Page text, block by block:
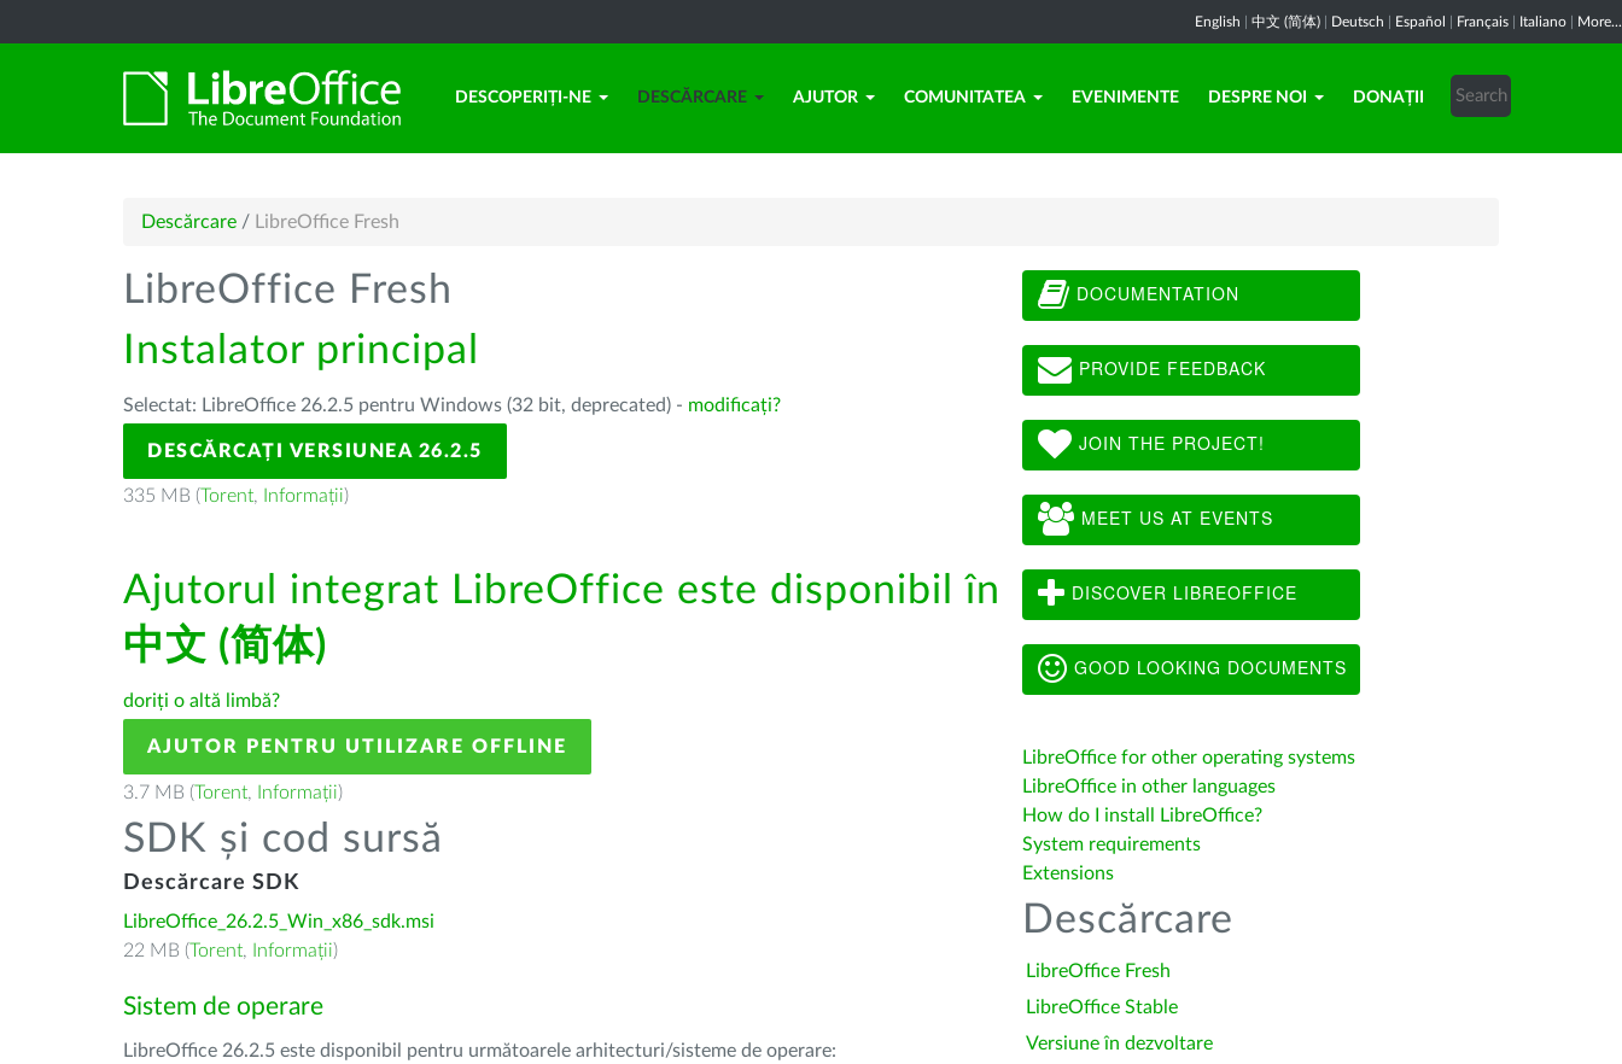
English 中文 (简体) Deutsch Español Français Italiano More...
DESCOPERIȚI-NE DESCĂRCARE AJUTOR COMUNITATEA EVENIMENTE DESPRE NOI DONAȚII
Descărcare / LibreOffice Fresh
LibreOffice Fresh
Instalator principal
Selectat: LibreOffice 26.2.5 pentru Windows (32 bit, deprecated) - modificați?
DESCĂRCAȚI VERSIUNEA 26.2.5
335 MB (Torent, Informații)
Ajutorul integrat LibreOffice este disponibil în
中文 (简体)
doriți o altă limbă?
AJUTOR PENTRU UTILIZARE OFFLINE
3.7 MB (Torent, Informații)
SDK și cod sursă
Descărcare SDK
LibreOffice_26.2.5_Win_x86_sdk.msi
22 MB (Torent, Informații)
Sistem de operare
LibreOffice 26.2.5 este disponibil pentru următoarele arhitecturi/sisteme de operare:
DOCUMENTATION
PROVIDE FEEDBACK
JOIN THE PROJECT!
MEET US AT EVENTS
DISCOVER LIBREOFFICE
GOOD LOOKING DOCUMENTS
LibreOffice for other operating systems
LibreOffice in other languages
How do I install LibreOffice?
System requirements
Extensions
Descărcare
LibreOffice Fresh
LibreOffice Stable
Versiune în dezvoltare